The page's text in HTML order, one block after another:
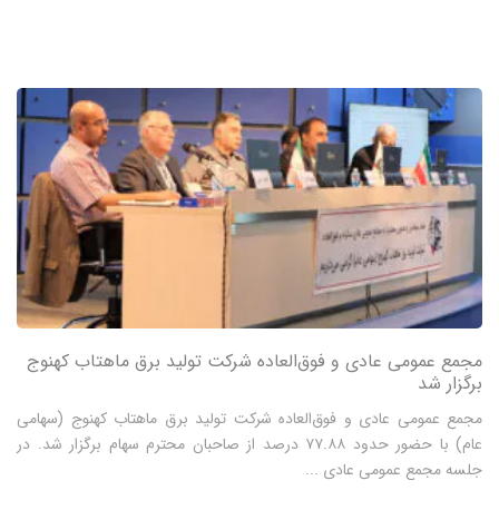
مجمع عمومی عادی و فو‌ق‌العاده شرکت تولید برق ماهتاب کهنوج
برگزار شد
مجمع عمومی عادی و فوق‌العاده شرکت تولید برق ماهتاب کهنوج (سهامی
عام) با حضور حدود ۷۷.۸۸ درصد از صاحبان محترم سهام برگزار شد. در
جلسه مجمع عمومی عادی ...